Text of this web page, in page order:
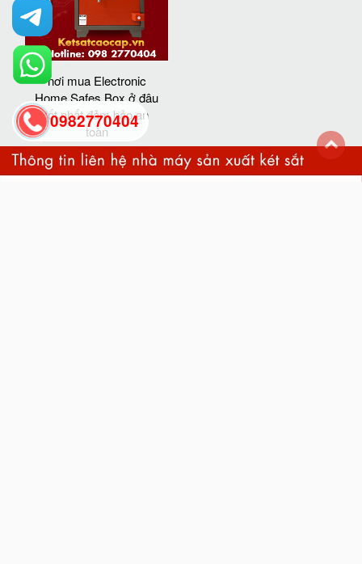
nơi mua Electronic
Home Safes Box ở đâu
tốt nhất đảm bảo an
toàn
0982770404
back